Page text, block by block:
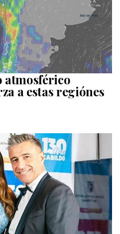
atmosférico
a estas regiónes